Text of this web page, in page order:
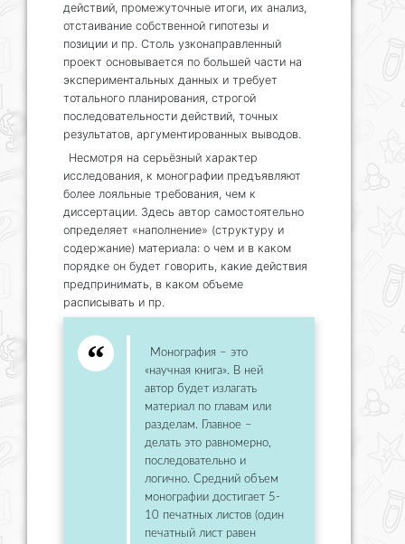
действий, промежуточные итоги, их анализ,
отстаивание собственной гипотезы и
позиции и пр. Столь узконаправленный
проект основывается по большей части на
экспериментальных данных и требует
тотального планирования, строгой
последовательности действий, точных
результатов, аргументированных выводов.
Несмотря на серьёзный характер
исследования, к монографии предъявляют
более лояльные требования, чем к
диссертации. Здесь автор самостоятельно
определяет «наполнение» (структуру и
содержание) материала: о чем и в каком
порядке он будет говорить, какие действия
предпринимать, в каком объеме
расписывать и пр.
Монография – это
«научная книга». В ней
автор будет излагать
материал по главам или
разделам. Главное –
делать это равномерно,
последовательно и
логично. Средний объем
монографии достигает 5-
10 печатных листов (один
печатный лист равен